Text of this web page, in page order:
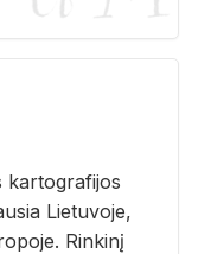
kar­to­gra­fi­jos
Lie­tu­vo­je,
Rin­ki­nį